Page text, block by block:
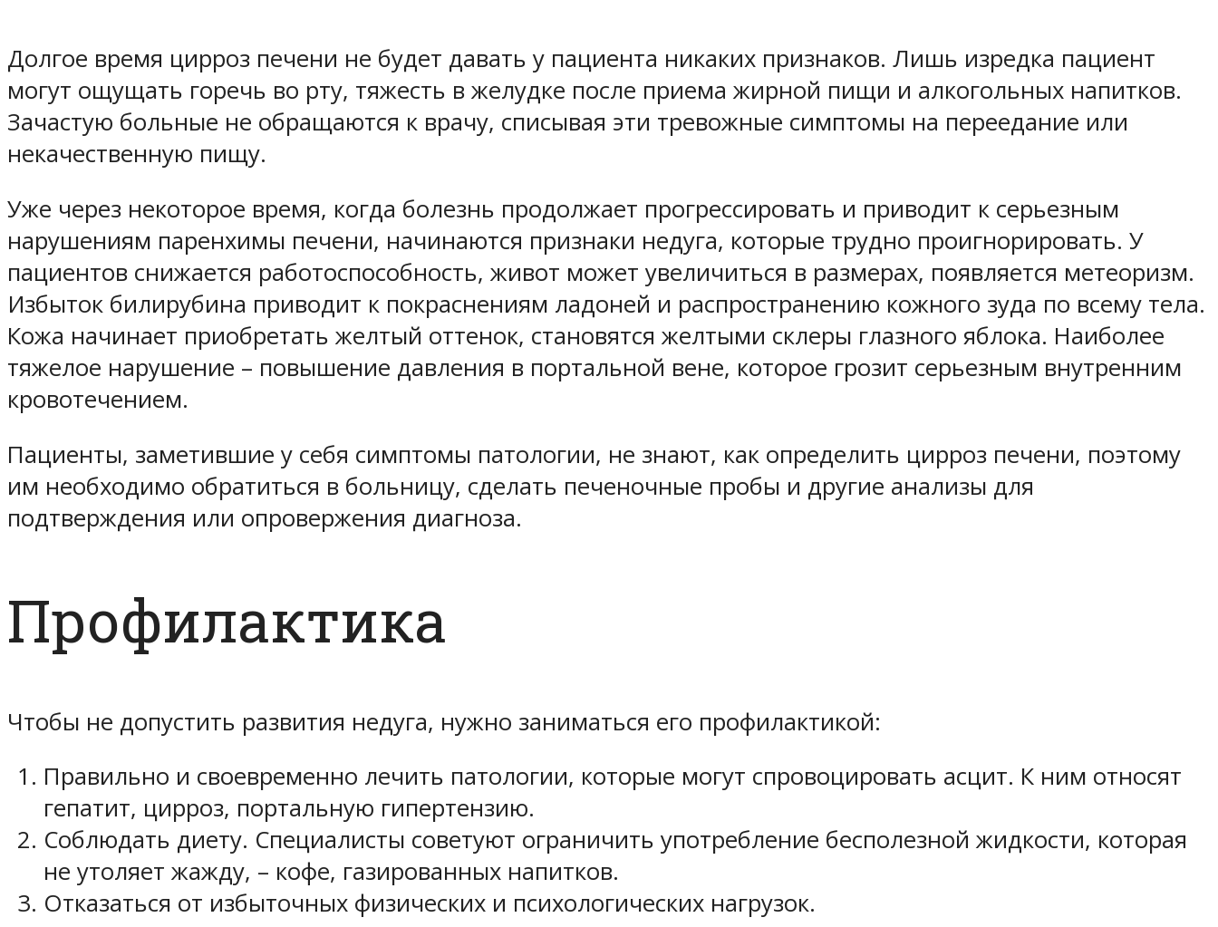
Долгое время цирроз печени не будет давать у пациента никаких признаков. Лишь изредка пациент
могут ощущать горечь во рту, тяжесть в желудке после приема жирной пищи и алкогольных напитков.
Зачастую больные не обращаются к врачу, списывая эти тревожные симптомы на переедание или
некачественную пищу.
Уже через некоторое время, когда болезнь продолжает прогрессировать и приводит к серьезным
нарушениям паренхимы печени, начинаются признаки недуга, которые трудно проигнорировать. У
пациентов снижается работоспособность, живот может увеличиться в размерах, появляется метеоризм.
Избыток билирубина приводит к покраснениям ладоней и распространению кожного зуда по всему тела.
Кожа начинает приобретать желтый оттенок, становятся желтыми склеры глазного яблока. Наиболее
тяжелое нарушение – повышение давления в портальной вене, которое грозит серьезным внутренним
кровотечением.
Пациенты, заметившие у себя симптомы патологии, не знают, как определить цирроз печени, поэтому
им необходимо обратиться в больницу, сделать печеночные пробы и другие анализы для
подтверждения или опровержения диагноза.
Профилактика
Чтобы не допустить развития недуга, нужно заниматься его профилактикой:
Правильно и своевременно лечить патологии, которые могут спровоцировать асцит. К ним относят
гепатит, цирроз, портальную гипертензию.
Соблюдать диету. Специалисты советуют ограничить употребление бесполезной жидкости, которая
не утоляет жажду, – кофе, газированных напитков.
Отказаться от избыточных физических и психологических нагрузок.